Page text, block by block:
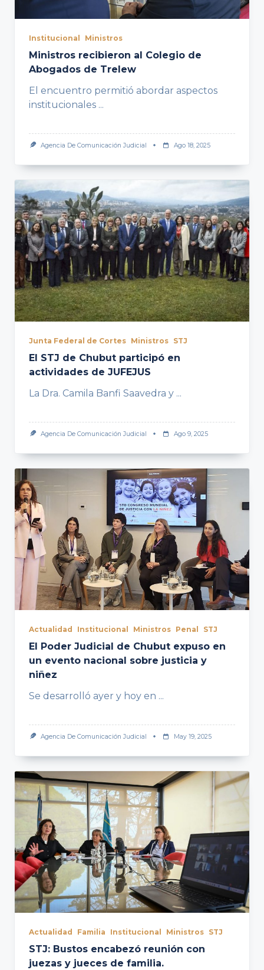
Institucional Ministros
Ministros recibieron al Colegio de
Abogados de Trelew
El encuentro permitió abordar aspectos
institucionales ...
Agencia De Comunicación Judicial Ago 18, 2025
Junta Federal de Cortes Ministros STJ
El STJ de Chubut participó en
actividades de JUFEJUS
La Dra. Camila Banfi Saavedra y ...
Agencia De Comunicación Judicial Ago 9, 2025
Actualidad Institucional Ministros Penal STJ
El Poder Judicial de Chubut expuso en
un evento nacional sobre justicia y
niñez
Se desarrolló ayer y hoy en ...
Agencia De Comunicación Judicial May 19, 2025
Actualidad Familia Institucional Ministros STJ
STJ: Bustos encabezó reunión con
juezas y jueces de familia.